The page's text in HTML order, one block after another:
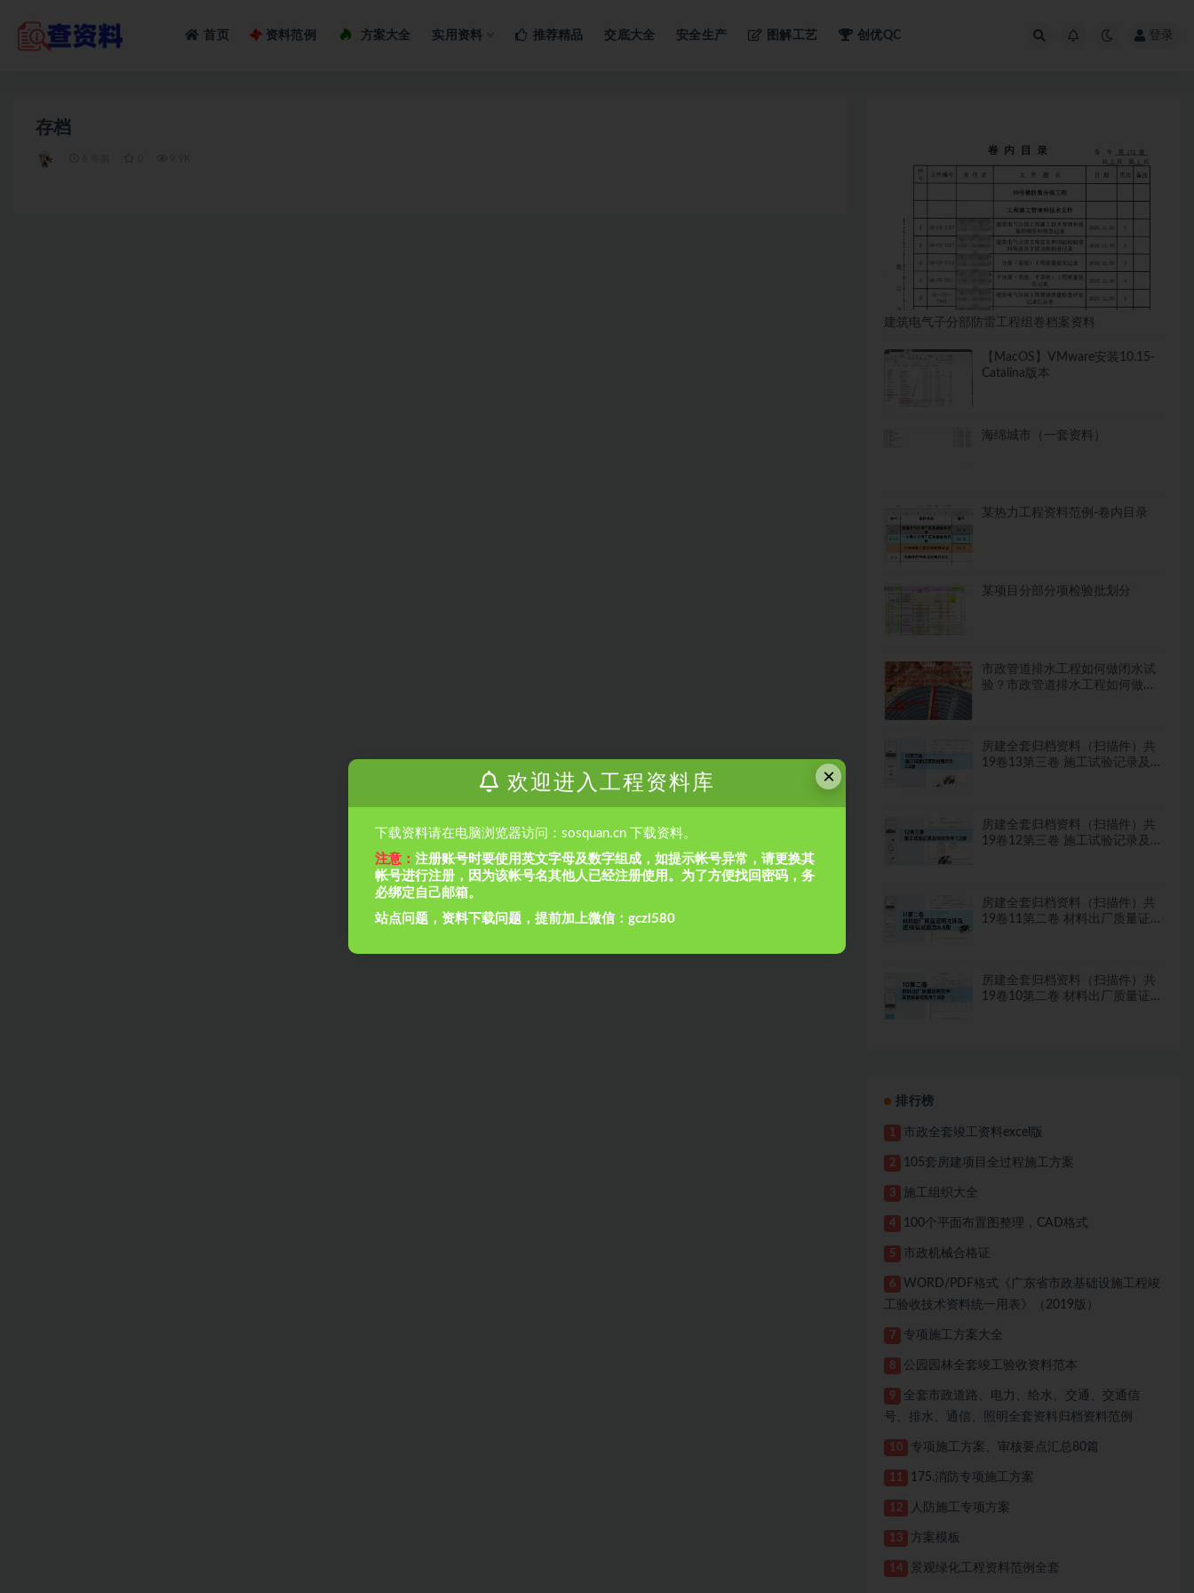
首页 资料范例 Loading…
方案大全 实用资料 推荐精品 交底大全 安全生产 图解工艺 创优QC 登录
存档
建筑电气子分部防雷工程组卷档案资料
【MacOS】VMware安装10.15-
Catalina版本
海绵城市（一套资料）
某热力工程资料范例-卷内目录
某项目分部分项检验批划分
市政管道排水工程如何做闭水试
验？市政管道排水工程如何做闭
房建全套归档资料（扫描件）共
19卷13第三卷 施工试验记录及
房建全套归档资料（扫描件）共
19卷12第三卷 施工试验记录及
房建全套归档资料（扫描件）共
19卷11第二卷 材料出厂质量证
房建全套归档资料（扫描件）共
19卷10第二卷 材料出厂质量证
排行榜
1 市政全套竣工资料excel版
2 105套房建项目全过程施工方案
3 施工组织大全
4 100个平面布置图整理，CAD格式
5 市政机械合格证
6
WORD/PDF格式《广东省市政基础设施工程竣
工验收技术资料统一用表》（2019版）
7 专项施工方案大全
8 公园园林全套竣工验收资料范本
9
全套市政道路、电力、给水、交通、交通信
号、排水、通信、照明全套资料归档资料范例
10 专项施工方案、审核要点汇总80篇
11 175.消防专项施工方案
12 人防施工专项方案
13 方案模板
14 景观绿化工程资料范例全套
×
欢迎进入工程资料库
下载资料请在电脑浏览器访问：sosquan.cn 下载资料。
注意： 注册账号时要使用英文字母及数字组成，如提示帐号异常，请更换其
帐号进行注册，因为该帐号名其他人已经注册使用。为了方便找回密码，务
必绑定自己邮箱。
站点问题，资料下载问题，提前加上微信：gczl580